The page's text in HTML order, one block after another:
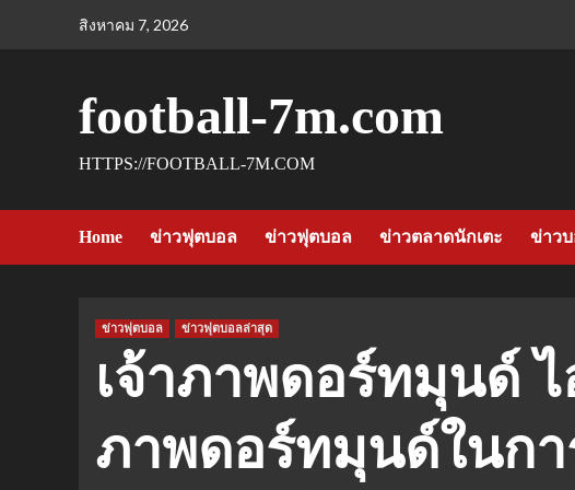
สิงหาคม 7, 2026
football-7m.com
HTTPS://FOOTBALL-7M.COM
Home ข่าวฟุตบอล ข่าวฟุตบอล ข่าวตลาดนักเตะ ข่าว
ข่าวฟุตบอล ข่าวฟุตบอลล่าสุด
เจ้าภาพดอร์ทมุนด์
ภาพดอร์ทมุนด์ในก